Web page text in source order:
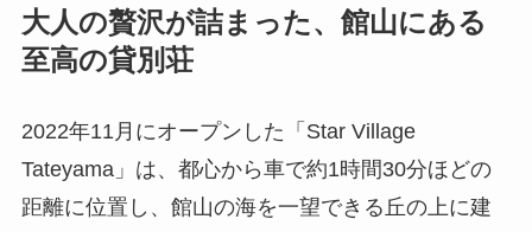
大人の贅沢が詰まった、館山にある
至高の貸別荘
2022年11月にオープンした「Star Village
Tateyama」は、都心から車で約1時間30分ほどの
距離に位置し、館山の海を一望できる丘の上に建